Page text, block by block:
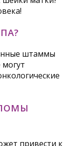
штаммы
привести к